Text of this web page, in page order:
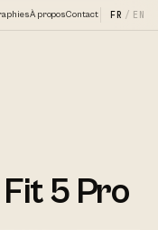
À proposContact FR / EN
5 Pro